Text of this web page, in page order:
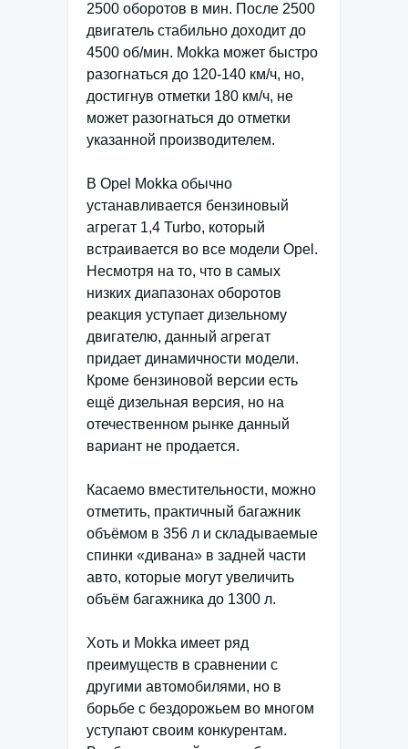
2500 оборотов в мин. После 2500
двигатель стабильно доходит до
4500 об/мин. Mokka может быстро
разогнаться до 120-140 км/ч, но,
достигнув отметки 180 км/ч, не
может разогнаться до отметки
указанной производителем.
В Opel Mokka обычно
устанавливается бензиновый
агрегат 1,4 Turbo, который
встраивается во все модели Opel.
Несмотря на то, что в самых
низких диапазонах оборотов
реакция уступает дизельному
двигателю, данный агрегат
придает динамичности модели.
Кроме бензиновой версии есть
ещё дизельная версия, но на
отечественном рынке данный
вариант не продается.
Касаемо вместительности, можно
отметить, практичный багажник
объёмом в 356 л и складываемые
спинки «дивана» в задней части
авто, которые могут увеличить
объём багажника до 1300 л.
Хоть и Mokka имеет ряд
преимуществ в сравнении с
другими автомобилями, но в
борьбе с бездорожьем во многом
уступают своим конкурентам.